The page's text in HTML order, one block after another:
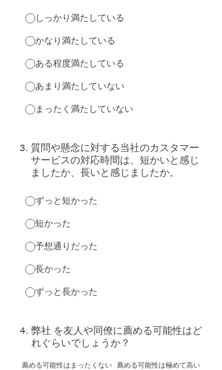
しっかり満たしている
かなり満たしている
ある程度満たしている
あまり満たしていない
まったく満たしていない
3. 質問や懸念に対する当社のカスタマー
サービスの対応時間は、短かいと感じ
ましたか、長いと感じましたか。
ずっと短かった
短かった
予想通りだった
長かった
ずっと長かった
4. 0～10の尺度で、
弊社 を友人や同僚に薦める可能性はど
れぐらいでしょうか？
薦める可能性はまったくない 薦める可能性は極めて高い